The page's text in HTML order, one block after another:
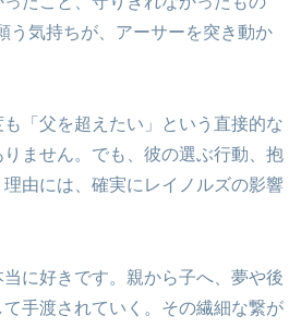
う気持ちが、アーサーを突き動か
「父を超えたい」という直接的な
ません。でも、彼の選ぶ行動、抱
由には、確実にレイノルズの影響
に好きです。親から子へ、夢や後
手渡されていく。その繊細な繋が